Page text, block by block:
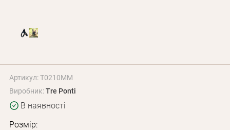
Артикул: T0210MM
Виробник:Tre Ponti
В наявності
Розмір: